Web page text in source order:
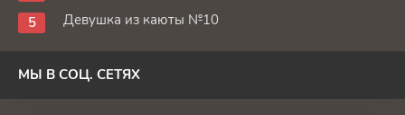
Девушка из каюты №10
МЫ В СОЦ. СЕТЯХ